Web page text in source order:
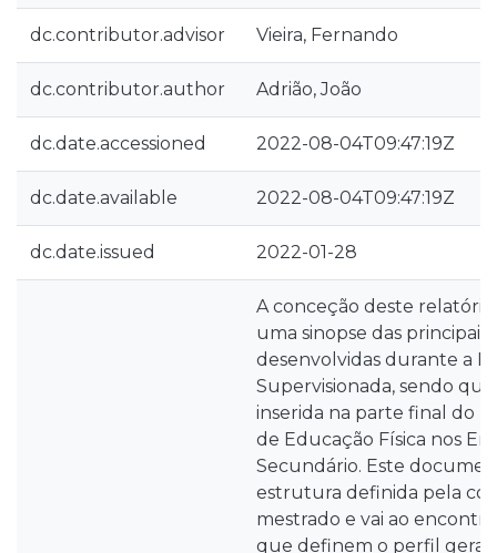
dc.contributor.advisor Vieira, Fernando
dc.contributor.author Adrião, João
dc.date.accessioned 2022-08-04T09:47:19Z
dc.date.available 2022-08-04T09:47:19Z
dc.date.issued 2022-01-28
A conceção deste
uma sinopse das principais
desenvolvidas durante a
Supervisionada, sendo
inserida na parte final do
de Educação Física nos
Secundário. Este
estrutura definida pela
mestrado e vai ao
que definem o perfil geral